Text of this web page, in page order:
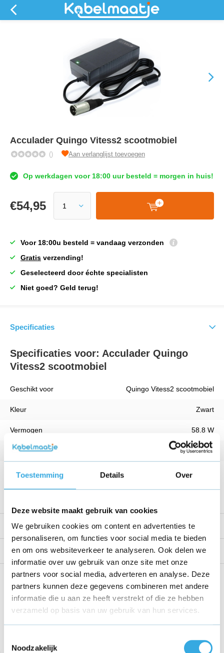
Toestemming Details Over
Deze website maakt gebruik van cookies
We gebruiken cookies om content en advertenties te
personaliseren, om functies voor social media te bieden
en om ons websiteverkeer te analyseren. Ook delen we
informatie over uw gebruik van onze site met onze
partners voor social media, adverteren en analyse. Deze
partners kunnen deze gegevens combineren met andere
informatie die u aan ze heeft verstrekt of die ze hebben
verzameld op basis van uw gebruik van hun services.
Noodzakelijk
Acculader Quingo Vitess2 scootmobiel
() Aan verlanglijst toevoegen
Op werkdagen voor 18:00 uur besteld = morgen in huis!
€54,95
Voor 18:00u besteld = vandaag verzonden
Gratis verzending!
Geselecteerd door échte specialisten
Niet goed? Geld terug!
Specificaties
Specificaties voor: Acculader Quingo
Vitess2 scootmobiel
Geschikt voor Quingo Vitess2 scootmobiel
Kleur Zwart
Vermogen 58.8 W
Kabellengte 1 Meter
Voltage
Bekijk alle specificaties
Productomschrijving
Reviews
Share this product!